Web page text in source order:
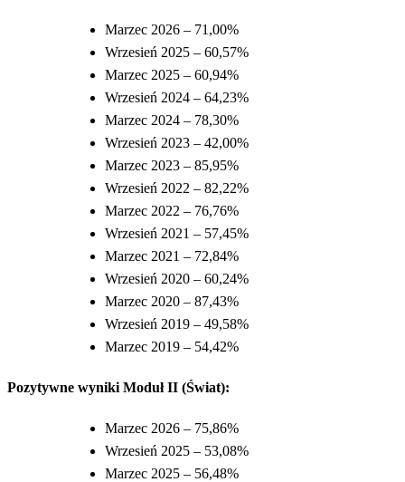
Marzec 2026 – 71,00%
Wrzesień 2025 – 60,57%
Marzec 2025 – 60,94%
Wrzesień 2024 – 64,23%
Marzec 2024 – 78,30%
Wrzesień 2023 – 42,00%
Marzec 2023 – 85,95%
Wrzesień 2022 – 82,22%
Marzec 2022 – 76,76%
Wrzesień 2021 – 57,45%
Marzec 2021 – 72,84%
Wrzesień 2020 – 60,24%
Marzec 2020 – 87,43%
Wrzesień 2019 – 49,58%
Marzec 2019 – 54,42%
Pozytywne wyniki Moduł II (Świat):
Marzec 2026 – 75,86%
Wrzesień 2025 – 53,08%
Marzec 2025 – 56,48%